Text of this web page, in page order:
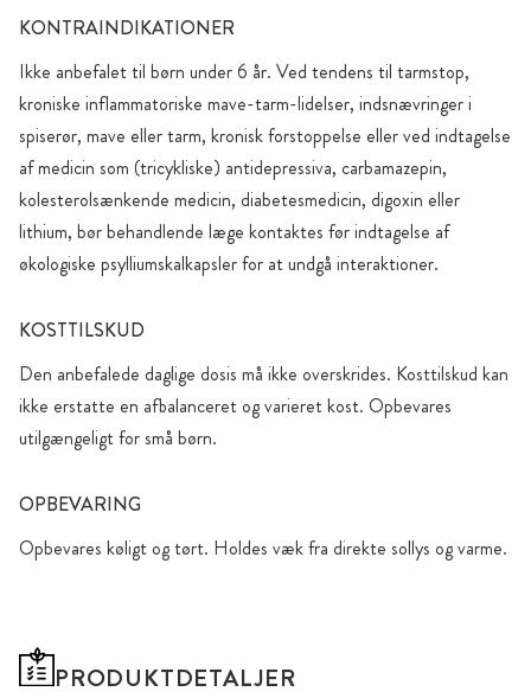
KONTRAINDIKATIONER
Ikke anbefalet til børn under 6 år. Ved tendens til tarmstop,
kroniske inflammatoriske mave-tarm-lidelser, indsnævringer i
spiserør, mave eller tarm, kronisk forstoppelse eller ved indtagelse
af medicin som (tricykliske) antidepressiva, carbamazepin,
kolesterolsænkende medicin, diabetesmedicin, digoxin eller
lithium, bør behandlende læge kontaktes før indtagelse af
økologiske psylliumskalkapsler for at undgå interaktioner.
KOSTTILSKUD
Den anbefalede daglige dosis må ikke overskrides. Kosttilskud kan
ikke erstatte en afbalanceret og varieret kost. Opbevares
utilgængeligt for små børn.
OPBEVARING
Opbevares køligt og tørt. Holdes væk fra direkte sollys og varme.
PRODUKTDETALJER